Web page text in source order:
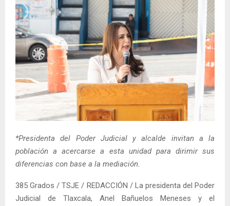
*Presidenta del Poder Judicial y alcalde invitan a la
población a acercarse a esta unidad para dirimir sus
diferencias con base a la mediación.
385 Grados / TSJE / REDACCIÓN / La presidenta del Poder
Judicial de Tlaxcala, Anel Bañuelos Meneses y el